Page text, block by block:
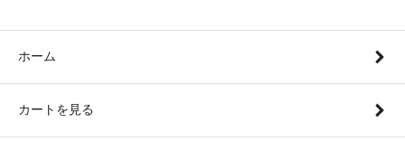
ホーム
カートを見る